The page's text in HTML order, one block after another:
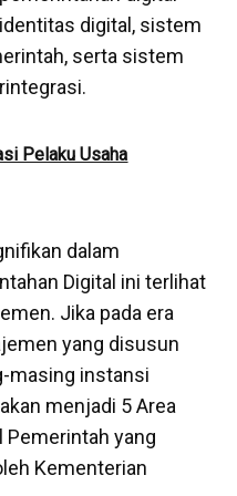
digital, sistem
serta sistem
Pelaku Usaha
dalam
Digital ini terlihat
Jika pada era
yang disusun
masing instansi
menjadi 5 Area
Pemerintah yang
Kementerian